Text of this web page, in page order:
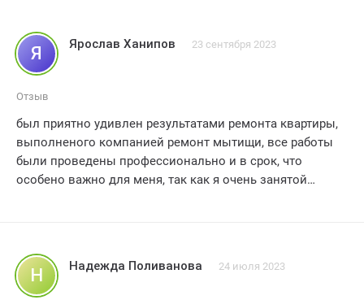
Я Ярослав Ханипов 23 сентября 2023
Отзыв
был приятно удивлен результатами ремонта квартиры,
выполненого компанией ремонт мытищи, все работы
были проведены профессионально и в срок, что
особено важно для меня, так как я очень занятой
точностью, качество материалов, использованых в
ремонте, оставляет только положительные
впечатления, я рекомендую ремонт мытищи всем, кто
Н Надежда Поливанова 24 июля 2023